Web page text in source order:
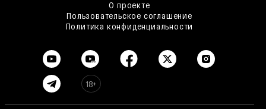
О проекте
Пользовательское соглашение
Политика конфиденциальности
18+